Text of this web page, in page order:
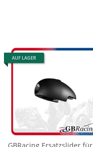
AUF LAGER